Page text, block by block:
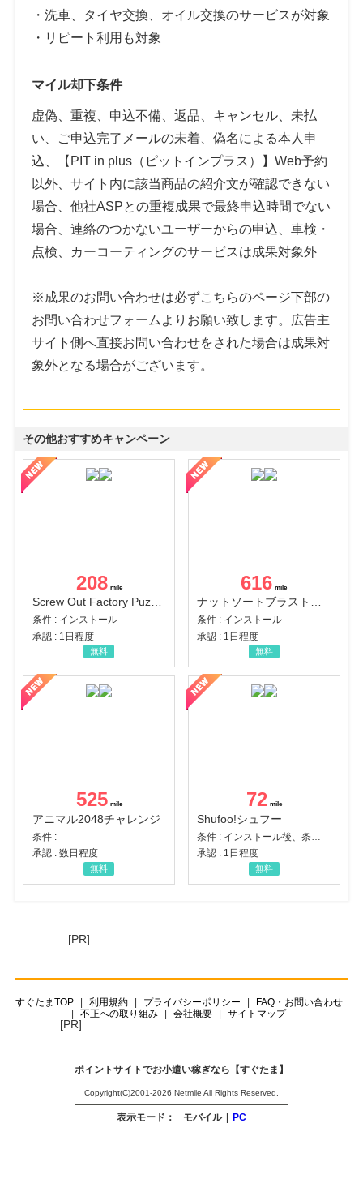
・洗車、タイヤ交換、オイル交換のサービスが対象
・リピート利用も対象
マイル却下条件
虚偽、重複、申込不備、返品、キャンセル、未払
い、ご申込完了メールの未着、偽名による本人申
込、【PIT in plus（ピットインプラス）】Web予約
以外、サイト内に該当商品の紹介文が確認できない
場合、他社ASPとの重複成果で最終申込時間でない
場合、連絡のつかないユーザーからの申込、車検・
点検、カーコーティングのサービスは成果対象外
※成果のお問い合わせは必ずこちらのページ下部の
お問い合わせフォームよりお願い致します。広告主
サイト側へ直接お問い合わせをされた場合は成果対
象外となる場合がございます。
その他おすすめキャンペーン
208
Screw Out Factory Puzzle 3D（経験値バーのマイルストーンを5にする（ユーザーレベル5に到達する））（Android）
条件 : インストール
承認 : 1日程度
無料
616
ナットソートブラスト：カラーパズル（チャレンジ11完了）（Android）
条件 : インストール
承認 : 1日程度
無料
525
アニマル2048チャレンジ
条件 :
承認 : 数日程度
無料
72
Shufoo!シュフー
承認 : 1日程度
無料
[PR]
すぐたまTOP 利用規約 プライバシーポリシー
FAQ・お問い合わせ
不正への取り組み
会社概要 サイトマップ
[PR]
ポイントサイトでお小遣い稼ぎなら【すぐたま】
Copyright(C)2001-2026 Netmile All Rights Reserved.
表示モード： モバイル | PC